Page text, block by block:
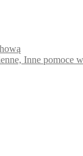
Inne pomoce